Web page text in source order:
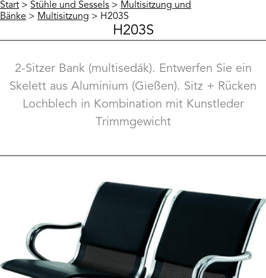
Start > Stühle und Sessels > Multisitzung und
Bänke > Multisitzung > H203S
H203S
2-Sitzer Bank (multisedák). Entwerfen Sie ein
Skelett aus Aluminium (Gießen). Sitz + Rücken
Lochblech in Kombination mit Kunstleder
Trimmgewicht